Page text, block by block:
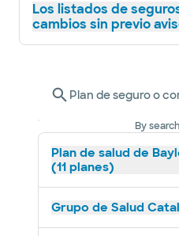
Los listados de
cambios sin previo
Plan de seguro o
By
Plan de salud de
(11 planes)
Grupo de Salud